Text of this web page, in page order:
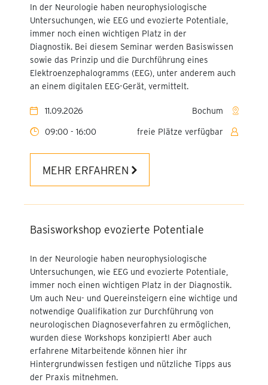
Fortbildung
Kompetenter Umgang mit
Opfern von
Kindesmissbrauch und
häuslicher Gewalt
Personalbemessung für
Kinder
Fachkoordinator für
Adipositas
Führungskräfte im
Fachkoordinatoren und
bariatrisch Pflegende
Bariatric Nurse
Berufspädagogische
Fortbildungen für
Praxisanleitungen für MT-
Berufe (8-24 UE)
In der Neurologie haben neurophysiologische
Untersuchungen, wie EEG und evozierte Potentiale,
immer noch einen wichtigen Platz in der
Diagnostik. Bei diesem Seminar werden Basiswissen
sowie das Prinzip und die Durchführung eines
Elektroenzephalogramms (EEG), unter anderem auch
an einem digitalen EEG-Gerät, vermittelt.
11.09.2026 Bochum
09:00 - 16:00 freie Plätze verfügbar
MEHR ERFAHREN
Basisworkshop evozierte Potentiale
In der Neurologie haben neurophysiologische
Untersuchungen, wie EEG und evozierte Potentiale,
immer noch einen wichtigen Platz in der Diagnostik.
Um auch Neu- und Quereinsteigern eine wichtige und
notwendige Qualifikation zur Durchführung von
neurologischen Diagnoseverfahren zu ermöglichen,
wurden diese Workshops konzipiert! Aber auch
erfahrene Mitarbeitende können hier ihr
Hintergrundwissen festigen und nützliche Tipps aus
der Praxis mitnehmen.